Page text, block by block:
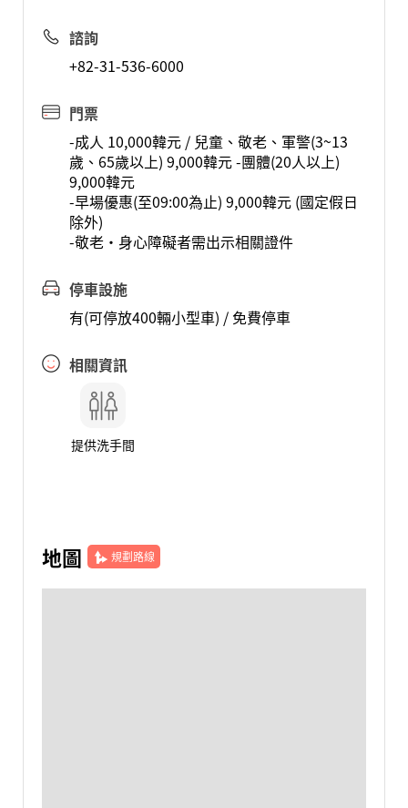
諮詢
+82-31-536-6000
門票
-成人 10,000韓元 / 兒童、敬老、軍警(3~13
歲、65歲以上) 9,000韓元 -團體(20人以上)
9,000韓元
-早場優惠(至09:00為止) 9,000韓元 (國定假日
除外)
-敬老·身心障礙者需出示相關證件
停車設施
有(可停放400輛小型車) / 免費停車
相關資訊
提供洗手間
地圖 規劃路線